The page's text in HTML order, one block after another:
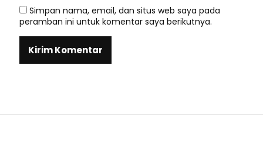
Simpan nama, email, dan situs web saya pada
peramban ini untuk komentar saya berikutnya.